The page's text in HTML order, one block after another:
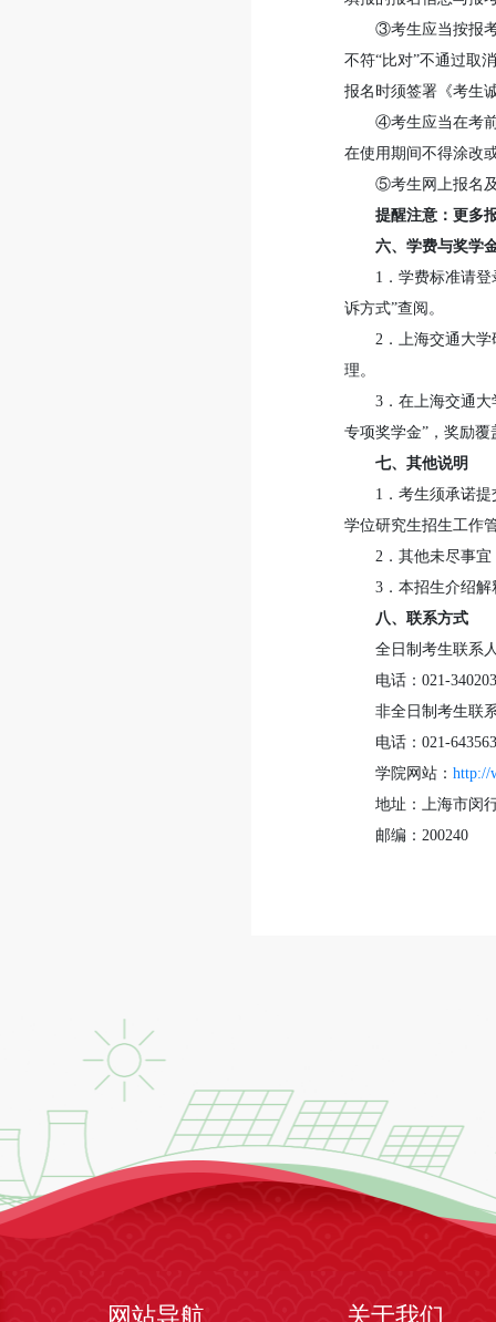
③考生应当按报
不符“比对”不通过取
报名时须签署《考生
④考生应当在考
在使用期间不得涂改
⑤考生网上报名
提醒注意：更多
六、学费与奖学
1．学费标准请
诉方式”查阅。
2．上海交通大
理。
3．在上海交通
专项奖学金”，奖励覆
七、其他说明
1．考生须承诺
学位研究生招生工作
2．其他未尽事
3．本招生介绍
八、联系方式
全日制考生联系
电话：021-
非全日制考生联
电话：021-
学院网站： http://
地址：上海市闵
邮编：200240
网站导航 关于我们